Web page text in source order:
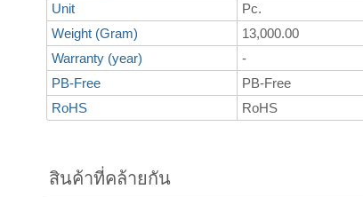
Unit
Pc.
Weight (Gram)
13,000.00
Warranty (year)
-
PB-Free
PB-Free
RoHS
RoHS
สินค้าที่คล้ายกัน